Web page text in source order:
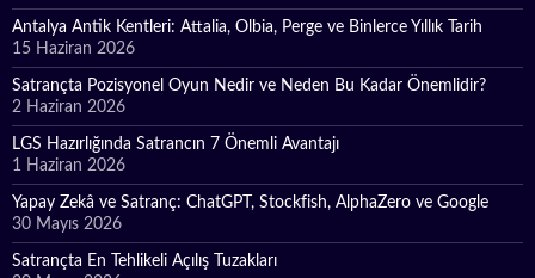
Antalya Antik Kentleri: Attalia, Olbia, Perge ve Binlerce Yıllık Tarih
15 Haziran 2026
Satrançta Pozisyonel Oyun Nedir ve Neden Bu Kadar Önemlidir?
2 Haziran 2026
LGS Hazırlığında Satrancın 7 Önemli Avantajı
1 Haziran 2026
Yapay Zekâ ve Satranç: ChatGPT, Stockfish, AlphaZero ve Google
30 Mayıs 2026
Satrançta En Tehlikeli Açılış Tuzakları